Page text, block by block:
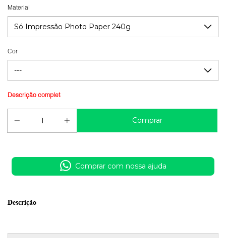
Material
Cor
Comprar com nossa ajuda
Descrição